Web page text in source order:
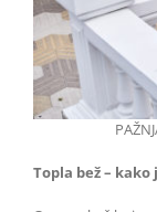
Topla bež – kako